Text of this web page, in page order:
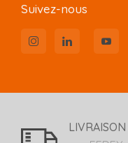
Suivez-nous